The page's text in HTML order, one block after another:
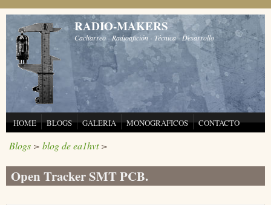
Pasar al contenido principal
RADIO-MAKERS
Cacharreo - Radioafición - Técnica - Desarrollo
HOME BLOGS GALERIA MONOGRAFICOS CONTACTO
Blogs > blog de ea1hvt>
Open Tracker SMT PCB.